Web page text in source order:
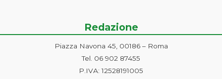
Redazione
Piazza Navona 45, 00186 – Roma
Tel. 06 902 87455
P.IVA: 12528191005